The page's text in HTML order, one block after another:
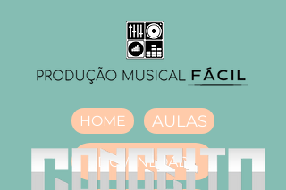
HOME AULAS
DOWNLOAD